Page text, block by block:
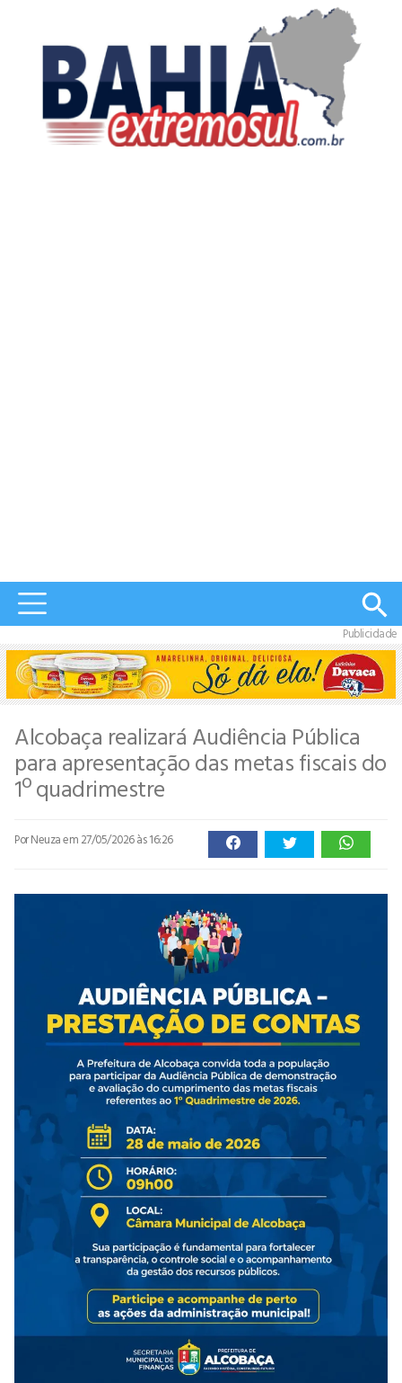
Publicidade
Alcobaça realizará Audiência Pública
para apresentação das metas fiscais do
1º quadrimestre
Por Neuzaem 27/05/2026 às 16:26